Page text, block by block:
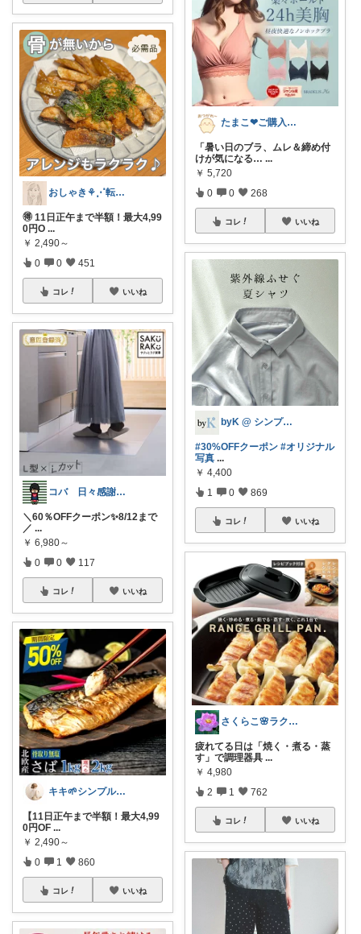
おしゃき⚘⋰転勤族の4歳👦🏻ママ
🉐 11日正午まで半額！最大4,99
0円O ...
￥ 2,490～
0 0 451
コレ いいね
コバ 日々感謝✨私のすきなもの帖✨
＼60％OFFクーポン✨8/12まで
／ ...
￥ 6,980～
0 0 117
コレ いいね
キキ🌱シンプルおしゃれ服と雑貨
【11日正午まで半額！最大4,99
0円OF ...
￥ 2,490～
0 1 860
コレ いいね
たまこ❤ご購入感謝！
「暑い日のブラ、ムレ＆締め付
けが気になる… ...
￥ 5,720
0 0 268
コレ いいね
byK @ シンプル好き
#30%OFFクーポン #オリジナル
写真 ...
￥ 4,400
1 0 869
コレ いいね
さくらこ🌸ラクする暮らしnote
疲れてる日は「焼く・煮る・蒸
す」で調理器具 ...
￥ 4,980
2 1 762
コレ いいね